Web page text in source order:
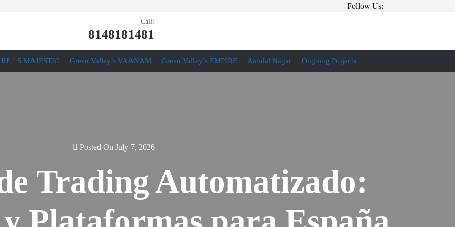
Follow Us:
Call:
8148181481
‘ S MAJESTIC Green Valley’s VAANAM Green Valley’s EMPIRE Aandal Nagar Ongoing Projects
Posted On July 7, 2026
Trading Automatizado: